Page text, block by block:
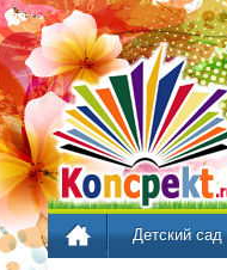
Детский сад